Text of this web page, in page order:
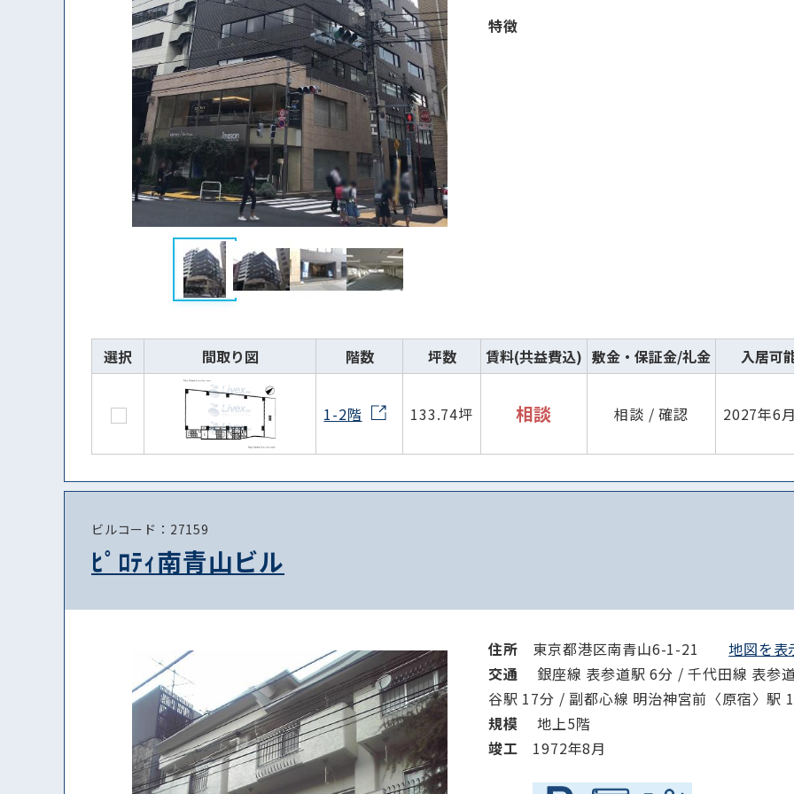
特徴
選択 間取り図 階数 坪数 賃料(共益費込) 敷金・保証金/礼金 入居可
1-2階 133.74坪 相談 相談 / 確認 2027年6
ビルコード：27159
ﾋﾟﾛﾃｨ南青山ビル
住所 東京都港区南青山6-1-21地図を
交通
銀座線 表参道駅 6分 / 千代田線 表参
谷駅 17分 / 副都心線 明治神宮前〈原宿〉駅
規模
地上5階
竣⼯ 1972年8月